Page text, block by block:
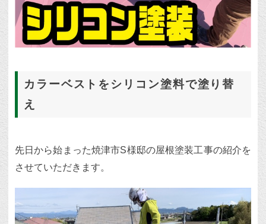
カラーベストをシリコン塗料で塗り替
え
先日から始まった焼津市S様邸の屋根塗装工事の紹介を
させていただきます。